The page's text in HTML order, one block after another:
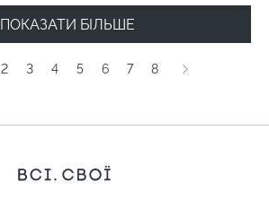
ПОКАЗАТИ БІЛЬШЕ
2 3 4 5 6 7 8